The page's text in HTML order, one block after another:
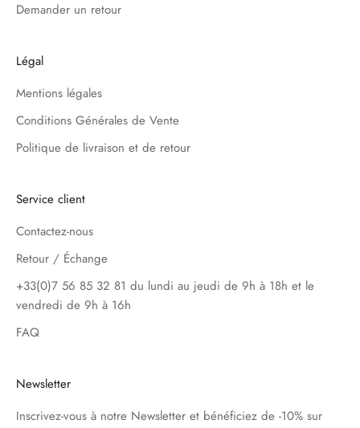
Demander un retour
Légal
Mentions légales
Conditions Générales de Vente
Politique de livraison et de retour
Service client
Contactez-nous
Retour / Échange
+33(0)7 56 85 32 81 du lundi au jeudi de 9h à 18h et le
vendredi de 9h à 16h
FAQ
Newsletter
Inscrivez-vous à notre Newsletter et bénéficiez de -10% sur